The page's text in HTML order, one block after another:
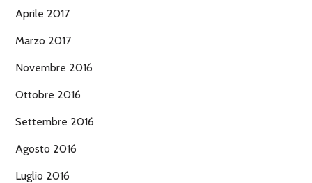
Aprile 2017
Marzo 2017
Novembre 2016
Ottobre 2016
Settembre 2016
Agosto 2016
Luglio 2016